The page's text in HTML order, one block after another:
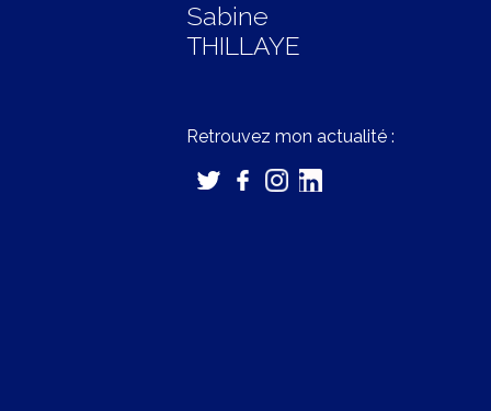
Sabine
THILLAYE
Retrouvez mon actualité :